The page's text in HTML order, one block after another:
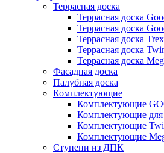
Террасная доска
Террасная доска
Террасная доска
Террасная доска
Террасная доска
Террасная доска
Фасадная доска
Палубная доска
Комплектующие
Комплектующие
Комплектующие
Комплектующие
Комплектующие
Ступени из ДПК